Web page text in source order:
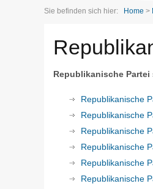
Sie befinden sich hier: Home >
Republikanische Partei
Republikanische
Republikanische
Republikanische
Republikanische
Republikanische
Republikanische